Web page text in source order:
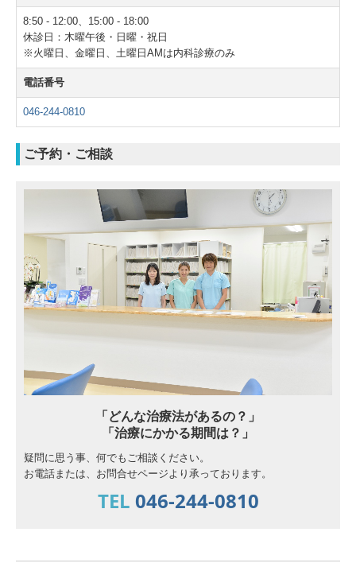
8:50 - 12:00、 15:00 - 18:00
休診日：木曜午後・日曜・祝日
※火曜日、金曜日、土曜日AMは内科診療のみ
電話番号
046-244-0810
ご予約・ご相談
「どんな治療法があるの？」
「治療にかかる期間は？」
疑問に思う事、何でもご相談ください。
お電話または、お問合せページより承っております。
TEL 046-244-0810